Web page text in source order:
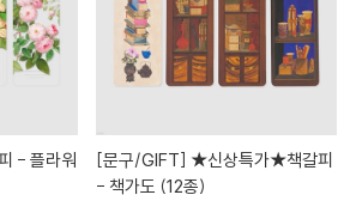
[문구/GIFT]
- 책가도 (12종)